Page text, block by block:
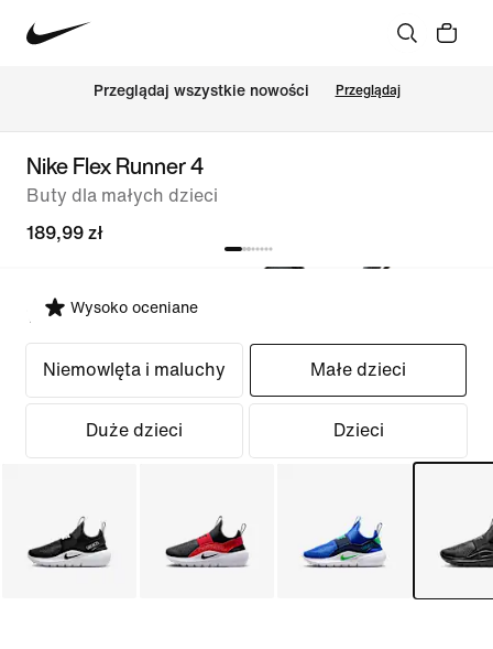
Przeglądaj wszystkie nowości Przeglądaj
Nike Flex Runner 4
Buty dla małych dzieci
189,99 zł
Wysoko oceniane
Wybierz krój
Niemowlęta i maluchy Małe dzieci
Duże dzieci Dzieci